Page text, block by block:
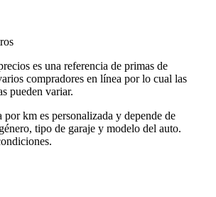
es una referencia de primas de
compradores en línea por lo cual las
pueden variar.
por km es personalizada y depende de
tipo de garaje y modelo del auto.